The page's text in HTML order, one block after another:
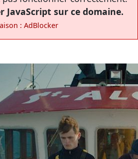
JavaScript sur ce domaine.
: AdBlocker